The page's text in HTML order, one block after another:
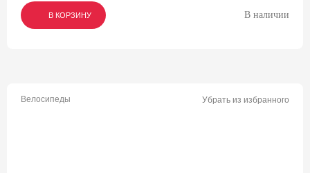
В КОРЗИНУ
В КОРЗИНУ
В КОРЗИНУ В наличии
Велосипеды Убрать из избранного